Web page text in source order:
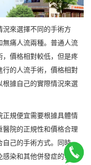
況來選擇不同的手術方
痛人流兩種。普通人流
價格相對較低，但是疼
的人流手術，價格相對
據自己的實際情況來選
規便宜需要根據具體情
院的正規性和價格合理
己的手術方式。同時，
感染和其他併發症的發